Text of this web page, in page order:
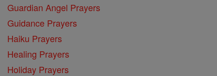
Guardian Angel Prayers
Guidance Prayers
Haiku Prayers
Healing Prayers
Holiday Prayers